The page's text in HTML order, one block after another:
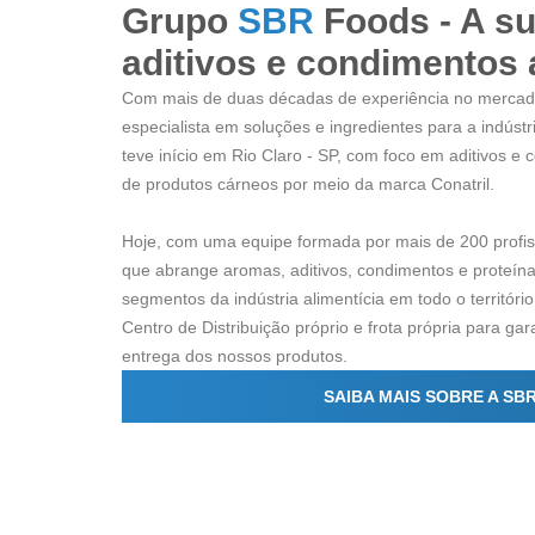
Grupo SBR Foods - A
aditivos e condimentos
Com mais de duas décadas de experiência no
especialista em soluções e ingredientes para a
teve início em Rio Claro - SP, com foco em aditivos e
de produtos cárneos por meio da marca Conatril.
Hoje, com uma equipe formada por mais de 200
que abrange aromas, aditivos, condimentos e
segmentos da indústria alimentícia em todo o
Centro de Distribuição próprio e frota própria para
entrega dos nossos produtos.
SAIBA MAIS SOBRE A